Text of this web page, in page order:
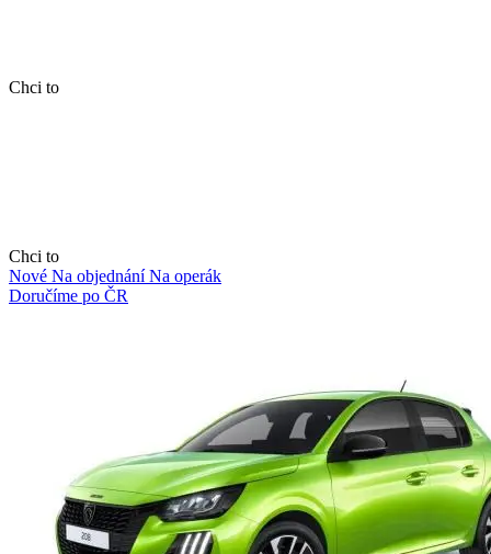
Chci to
Chci to
Nové Na objednáníNa operák
Doručíme po ČR